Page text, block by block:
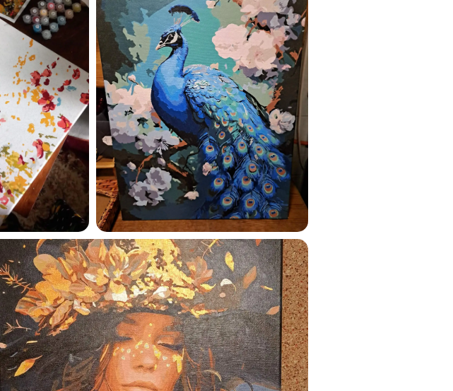
Esmu iepazinies ar GleznoPats.lv
privātuma politiku un piekrītu tai
GleznoPats.lvPrivātuma politika
SAŅEMT -10%